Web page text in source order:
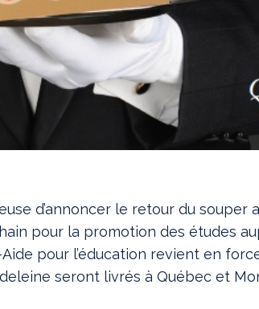
d’annoncer le retour du souper
pour la promotion des études
pour l’éducation revient en
seront livrés à Québec et